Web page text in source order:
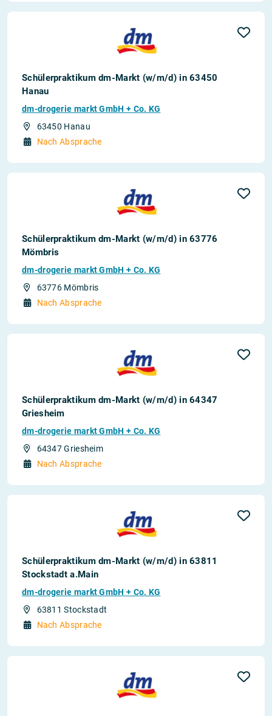
Schülerpraktikum dm-Markt (w/m/d) in 63450
Hanau
dm-drogerie markt GmbH + Co. KG
63450 Hanau
Nach Absprache
Schülerpraktikum dm-Markt (w/m/d) in 63776
Mömbris
dm-drogerie markt GmbH + Co. KG
63776 Mömbris
Nach Absprache
Schülerpraktikum dm-Markt (w/m/d) in 64347
Griesheim
dm-drogerie markt GmbH + Co. KG
64347 Griesheim
Nach Absprache
Schülerpraktikum dm-Markt (w/m/d) in 63811
Stockstadt a.Main
dm-drogerie markt GmbH + Co. KG
63811 Stockstadt
Nach Absprache